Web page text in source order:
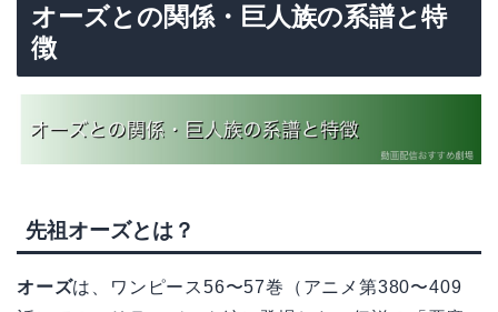
オーズとの関係・巨人族の系譜と特
徴
先祖オーズとは？
オーズは、ワンピース56〜57巻（アニメ第380〜409